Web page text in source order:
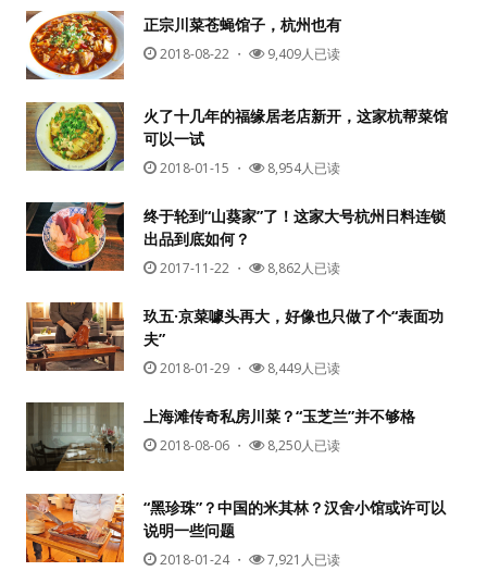
用户名或Email
正宗川菜苍蝇馆子，杭州也有
2018-08-22 ・ 9,409人已读
火了十几年的福缘居老店新开，这家杭帮菜馆
可以一试
2018-01-15 ・ 8,954人已读
终于轮到“山葵家”了！这家大号杭州日料连锁
出品到底如何？
2017-11-22 ・ 8,862人已读
玖五·京菜噱头再大，好像也只做了个“表面功
夫”
2018-01-29 ・ 8,449人已读
上海滩传奇私房川菜？“玉芝兰”并不够格
2018-08-06 ・ 8,250人已读
“黑珍珠”？中国的米其林？汉舍小馆或许可以
说明一些问题
2018-01-24・ 7,921人已读